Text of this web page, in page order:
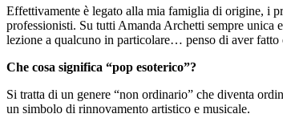
Effettivamente è legato alla mia famiglia di origine, i
professionisti. Su tutti Amanda Archetti sempre
lezione a qualcuno in particolare… penso di aver fatto
Che cosa significa “pop esoterico”?
Si tratta di un genere “non ordinario” che diventa
un simbolo di rinnovamento artistico e musicale.